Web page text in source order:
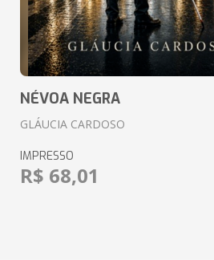
NÉVOA NEGRA
GLÁUCIA CARDOSO
IMPRESSO
R$ 68,01